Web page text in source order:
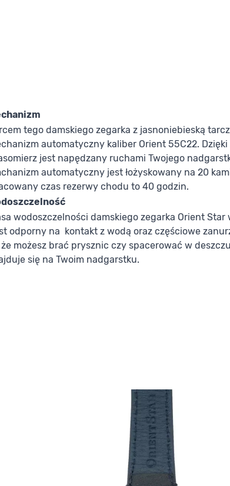
tego damskiego zegarka z jasnoniebieską
automatyczny kaliber Orient 55C22. Dzięki
jest napędzany ruchami Twojego
automatyczny jest łożyskowany na 20
czas rezerwy chodu to 40 godzin.
wodoszczelności damskiego zegarka Orient Star
odporny na kontakt z wodą oraz częściowe
możesz brać prysznic czy spacerować w
się na Twoim nadgarstku.